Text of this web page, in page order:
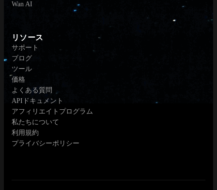
Wan AI
リソース
サポート
ブログ
ツール
価格
よくある質問
APIドキュメント
アフィリエイトプログラム
私たちについて
利用規約
プライバシーポリシー